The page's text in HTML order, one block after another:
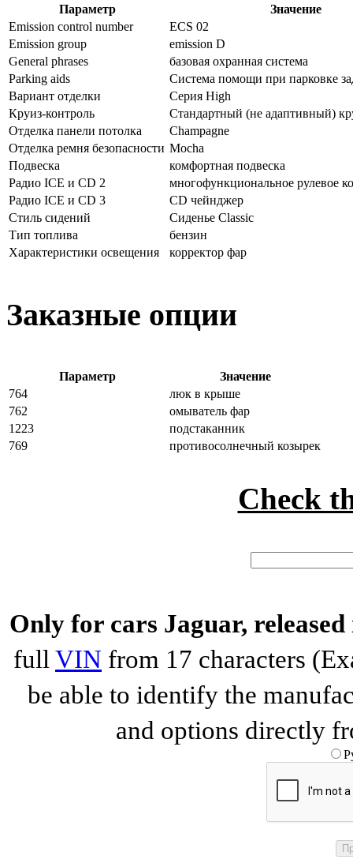
Параметр
Значение
Emission control number
ECS 02
Emission group
emission D
General phrases
базовая охранная система
Parking aids
Система помощи при парковке
Вариант отделки
Серия High
Круиз-контроль
Стандартный (не адаптивный)
Отделка панели потолка
Champagne
Отделка ремня безопасности Mocha
Подвеска
комфортная подвеска
Радио ICE и CD 2
многофункциональное рулевое
Радио ICE и CD 3
CD чейнджер
Стиль сидений
Сиденье Classic
Тип топлива
бензин
Характеристики освещения
корректор фар
Заказные опции
Параметр
Значение
764
люк в крыше
762
омыватель фар
1223
подстаканник
769
противосолнечный козырек
Check
Only for cars Jaguar,
full VIN from 17 characters
be able to identify the
and options directly